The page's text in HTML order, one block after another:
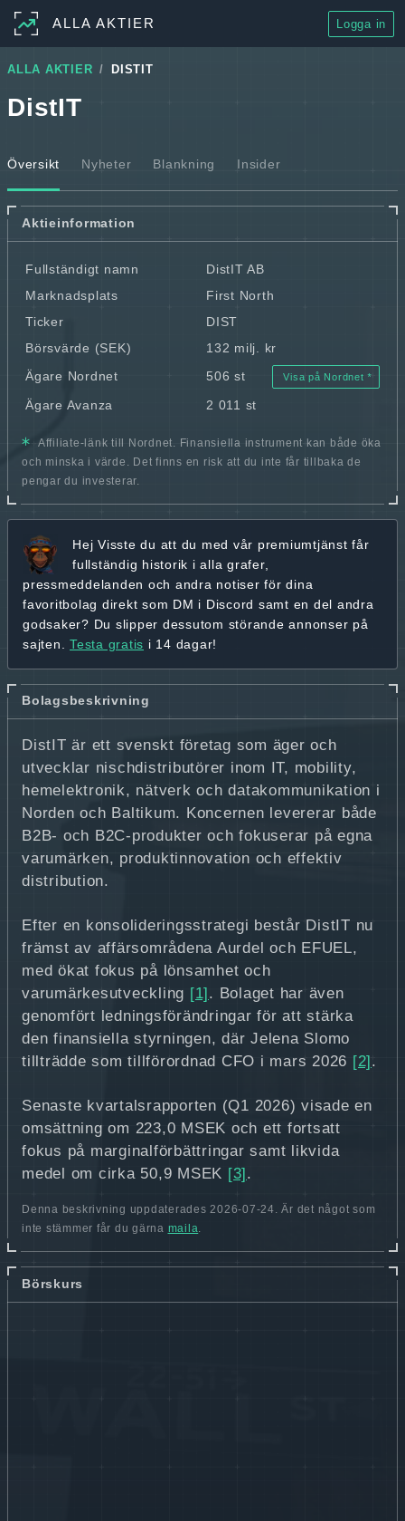
ALLA AKTIER Logga in
ALLA AKTIER DISTIT
DistIT
Översikt Nyheter Blankning Insider
Aktieinformation
Fullständigt namn
DistIT AB
Marknadsplats
First North
Ticker
DIST
Börsvärde (SEK)
132 milj. kr
Ägare Nordnet
506 st Visa på Nordnet
Ägare Avanza 2 011 st
Affiliate-länk till Nordnet. Finansiella instrument kan både öka
och minska i värde. Det finns en risk att du inte får tillbaka de
pengar du investerar.
Hej Visste du att du med vår premiumtjänst får
fullständig historik i alla grafer,
pressmeddelanden och andra notiser för dina
favoritbolag direkt som DM i Discord samt en del andra
godsaker? Du slipper dessutom störande annonser på
sajten. Testa gratis i 14 dagar!
Bolagsbeskrivning
DistIT är ett svenskt företag som äger och
utvecklar nischdistributörer inom IT, mobility,
hemelektronik, nätverk och datakommunikation i
Norden och Baltikum. Koncernen levererar både
B2B- och B2C-produkter och fokuserar på egna
varumärken, produktinnovation och effektiv
distribution.
Efter en konsolideringsstrategi består DistIT nu
främst av affärsområdena Aurdel och EFUEL,
med ökat fokus på lönsamhet och
varumärkesutveckling [1] . Bolaget har även
genomfört ledningsförändringar för att stärka
den finansiella styrningen, där Jelena Slomo
tillträdde som tillförordnad CFO i mars 2026 [2] .
Senaste kvartalsrapporten (Q1 2026) visade en
omsättning om 223,0 MSEK och ett fortsatt
fokus på marginalförbättringar samt likvida
medel om cirka 50,9 MSEK [3] .
Denna beskrivning uppdaterades 2026-07-24. Är det något som
inte stämmer får du gärna maila.
Börskurs